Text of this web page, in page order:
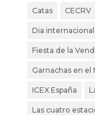
Catas CECRV
Dia
Fiesta de la
Garnachas en el
ICEX España
Las cuatro